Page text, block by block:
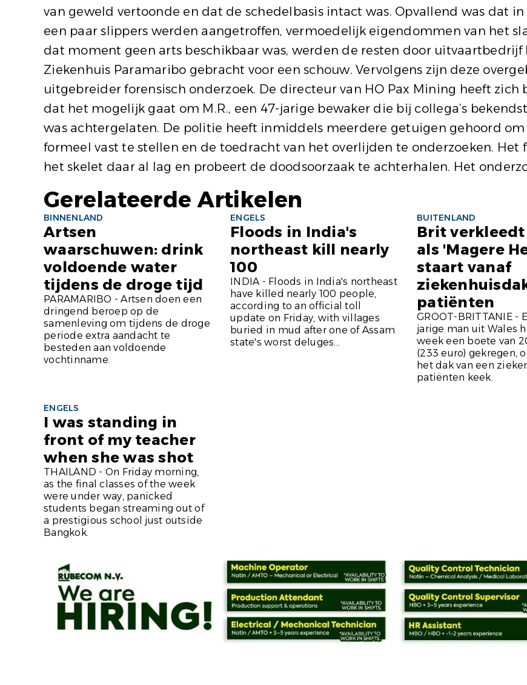
van geweld vertoonde en dat de schedelbasis intact was. Opvallend was dat
een paar slippers werden aangetroffen, vermoedelijk eigendommen van het
dat moment geen arts beschikbaar was, werden de resten door
Ziekenhuis Paramaribo gebracht voor een schouw. Vervolgens zijn deze
uitgebreider forensisch onderzoek. De directeur van HO Pax Mining heeft
dat het mogelijk gaat om M.R., een 47-jarige bewaker die bij collega’s
was achtergelaten. De politie heeft inmiddels meerdere getuigen gehoord
formeel vast te stellen en de toedracht van het overlijden te onderzoeken. Het
het skelet daar al lag en probeert de doodsoorzaak te achterhalen. Het
Gerelateerde Artikelen
BINNENLAND
Artsen
waarschuwen: drink
voldoende water
tijdens de droge tijd
PARAMARIBO - Artsen doen een
dringend beroep op de
samenleving om tijdens de droge
periode extra aandacht te
besteden aan voldoende
vochtinname.
ENGELS
Floods in India's
northeast kill nearly
100
INDIA - Floods in India's northeast
have killed nearly 100 people,
according to an official toll
update on Friday, with villages
buried in mud after one of Assam
state's worst deluges...
BUITENLAND
Brit
als 'Magere
staart vanaf
patiënten
GROOT-BRITTANIE -
jarige man uit Wales
week een boete van
(233 euro) gekregen,
het dak van een
patiënten keek.
ENGELS
I was standing in
front of my teacher
when she was shot
THAILAND - On Friday morning,
as the final classes of the week
were under way, panicked
students began streaming out of
a prestigious school just outside
Bangkok.